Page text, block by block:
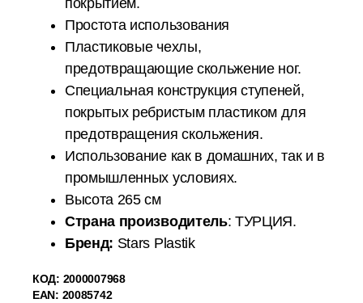
Простота использования
Пластиковые чехлы,
предотвращающие скольжение ног.
Специальная конструкция ступеней,
покрытых ребристым пластиком для
предотвращения скольжения.
Использование как в домашних, так и в
промышленных условиях.
Высота 265 см
Страна производитель: ТУРЦИЯ.
Бренд: Stars Plastik
КОД: 2000007968
EAN: 20085742